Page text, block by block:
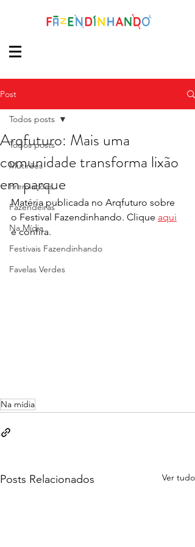
Post
Todos posts
Mutirões
Premiações
Fazendeiras
Na Mídia
Festivais Fazendinhando
Favelas Verdes
Todos posts
Arqfuturo: Mais uma
comunidade transforma lixão
em parque
Matéria publicada no Arqfuturo sobre
o Festival Fazendinhando. Clique aqui
e confira.
Na mídia
Posts Relacionados Ver tudo